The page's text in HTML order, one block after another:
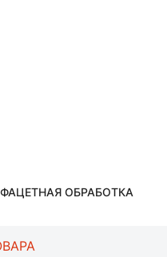
ОБРАБОТКА